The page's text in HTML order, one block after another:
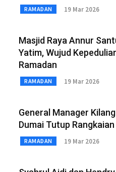
RAMADAN 19 Mar 2026
Masjid Raya Annur
Yatim, Wujud
Ramadan
RAMADAN 19 Mar 2026
General Manager
Dumai Tutup
RAMADAN 19 Mar 2026